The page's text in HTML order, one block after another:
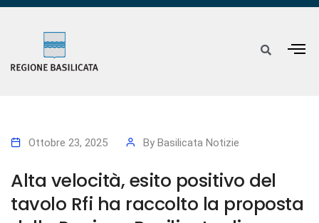
Ottobre 23, 2025 By Basilicata Notizie
Alta velocità, esito positivo del
tavolo Rfi ha raccolto la proposta